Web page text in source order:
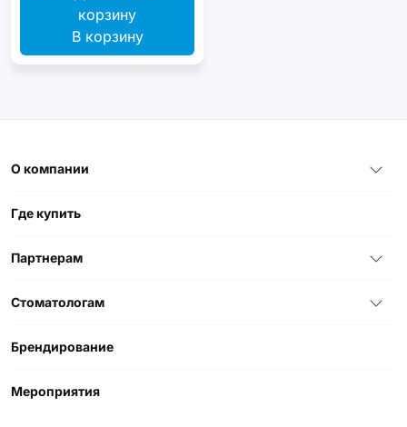
В корзину
О компании
Где купить
Партнерам
Стоматологам
Брендирование
Мероприятия